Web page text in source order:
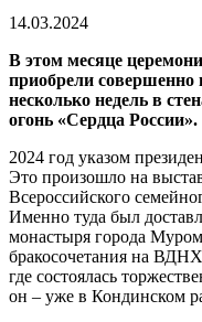
14.03.2024
В этом месяце
приобрели
несколько недель в
огонь «Сердца России».
2024 год указом
Это произошло на
Всероссийского
Именно туда был
монастыря города
бракосочетания на
где состоялась
он – уже в Кондинском